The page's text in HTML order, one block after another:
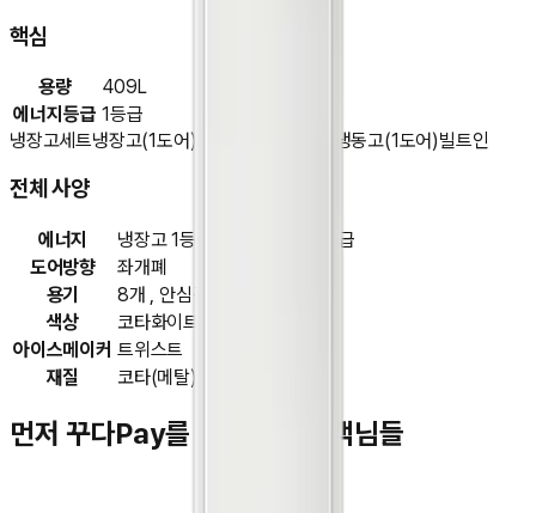
핵심
용량
409L
에너지등급 1등급
냉장고세트냉장고(1도어) 냉동고(1도어)빌트인
전체 사양
에너지
냉장고 1등급 , 김치냉장고 1등급
도어방향
좌개폐
용기
8개 , 안심김치통
색상
코타화이트
아이스메이커 트위스트
재질
코타(메탈)
먼저 꾸다Pay를 이용하신 고객님들